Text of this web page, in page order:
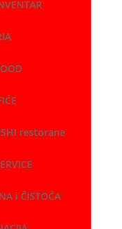
restorane
i ČISTOĆA